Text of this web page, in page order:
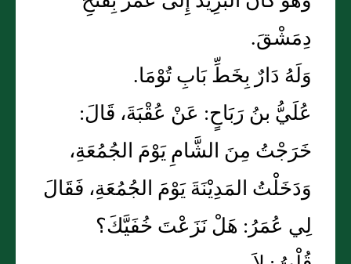
دِمَشْقَ.
وَلَهُ دَارٌ بِخَطِّ بَابِ تُوْمَا.
عُلَيُّ بنُ رَبَاحٍ: عَنْ عُقْبَةَ، قَالَ:
خَرَجْتُ مِنَ الشَّامِ يَوْمَ الجُمُعَةِ،
وَدَخَلْتُ المَدِيْنَةَ يَوْمَ الجُمُعَةِ، فَقَالَ
لِي عُمَرُ: هَلْ نَزَعْتَ خُفَيَّكَ؟